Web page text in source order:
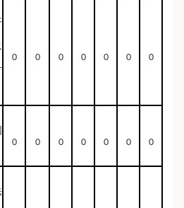
0 0 0 0 0 0 0
0 0 0 0 0 0 0